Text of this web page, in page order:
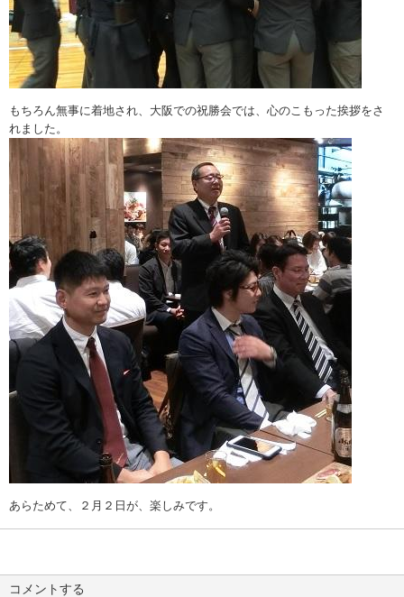
もちろん無事に着地され、大阪での祝勝会では、心のこもった挨拶をさ
れました。
あらためて、２月２日が、楽しみです。
コメントする